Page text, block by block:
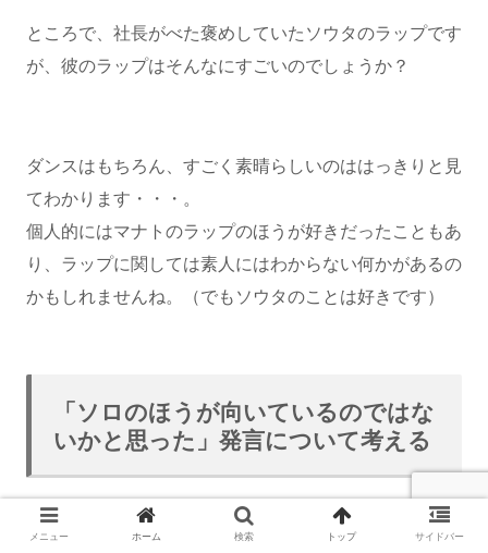
ところで、社長がべた褒めしていたソウタのラップです
が、彼のラップはそんなにすごいのでしょうか？
ダンスはもちろん、すごく素晴らしいのははっきりと見
てわかります・・・。
個人的にはマナトのラップのほうが好きだったこともあ
り、ラップに関しては素人にはわからない何かがあるの
かもしれませんね。（でもソウタのことは好きです）
「ソロのほうが向いているのではな
いかと思った」発言について考える
ショウタに対して、ゆくゆくは、グループで活動しつつ
メニュー ホーム 検索 トップ サイドバー